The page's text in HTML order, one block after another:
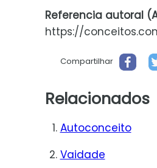
Referencia autoral
https://
Compartilhar
Relacionados
Autoconceito
Vaidade